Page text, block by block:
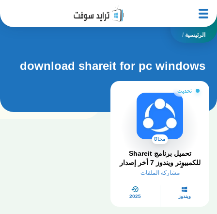
الرئيسية /
download shareit for pc windows
تحديث
مجانًا
تحميل برنامج Shareit
للكمبيوتر ويندوز 7 أخر إصدار
مجاناً – مفعل مدى الحياة
مشاركة الملفات
ويندوز 2025